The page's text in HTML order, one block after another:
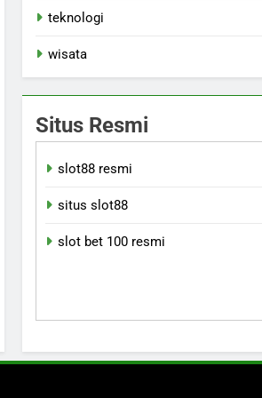
teknologi
wisata
Situs Resmi
slot88 resmi
situs slot88
slot bet 100 resmi